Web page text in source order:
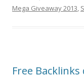
Mega Giveaway 2013,
Free